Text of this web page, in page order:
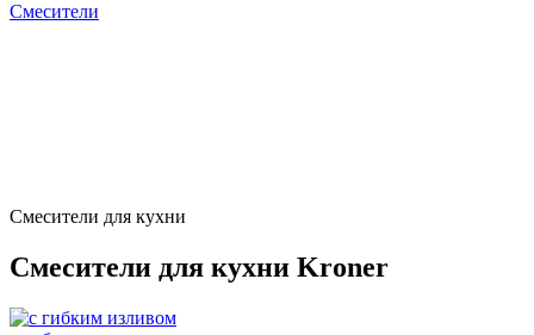
Смесители
Смесители для кухни
Смесители для кухни Kroner